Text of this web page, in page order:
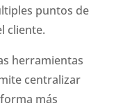
puntos de
cliente.
herramientas
centralizar
más